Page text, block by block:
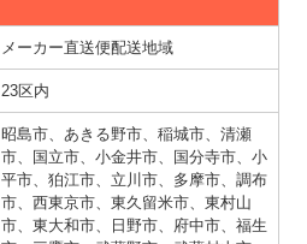
メーカー直送便配送地域
23区内
昭島市、あきる野市、稲城市、清瀬
市、国立市、小金井市、国分寺市、小
平市、狛江市、立川市、多摩市、調布
市、西東京市、東久留米市、東村山
市、東大和市、日野市、府中市、福生